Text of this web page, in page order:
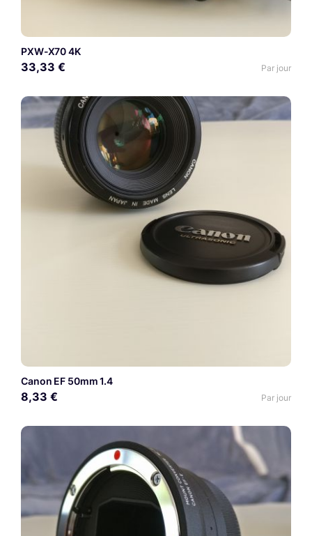
PXW-X70 4K
33,33 € Par jour
Canon EF 50mm 1.4
8,33 € Par jour